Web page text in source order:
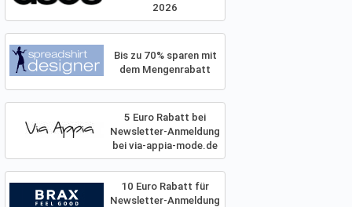
2026
Bis zu 70% sparen mit
dem Mengenrabatt
5 Euro Rabatt bei
Newsletter-Anmeldung
bei via-appia-mode.de
10 Euro Rabatt für
Newsletter-Anmeldung